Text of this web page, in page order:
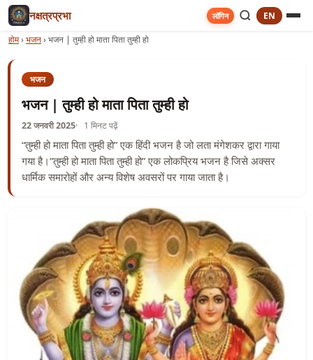
नक्षत्रप्रभा लॉगिन EN
होम›भजन›भजन | तुम्ही हो माता पिता तुम्ही हो
भजन
भजन | तुम्ही हो माता पिता तुम्ही हो
22 जनवरी 2025 1 मिनट पढ़ें
“तुम्ही हो माता पिता तुम्ही हो” एक हिंदी भजन है जो लता मंगेशकर द्वारा गाया
गया है।”तुम्ही हो माता पिता तुम्ही हो” एक लोकप्रिय भजन है जिसे अक्सर
धार्मिक समारोहों और अन्य विशेष अवसरों पर गाया जाता है।